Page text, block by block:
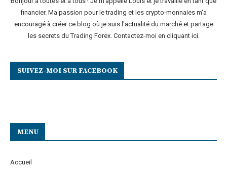
financier. Ma passion pour le trading et les crypto-monnaies m'a
encouragé à créer ce blog où je suis l'actualité du marché et partage
les secrets du Trading Forex. Contactez-moi en cliquant ici.
SUIVEZ-MOI SUR FACEBOOK
MENU
Accueil